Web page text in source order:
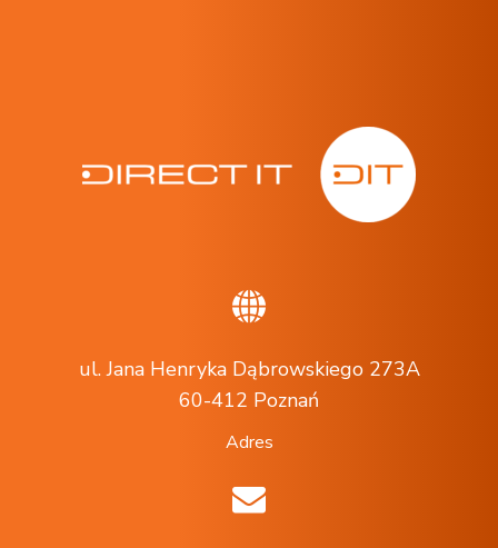
ul. Jana Henryka Dąbrowskiego 273A
60-412 Poznań
Adres